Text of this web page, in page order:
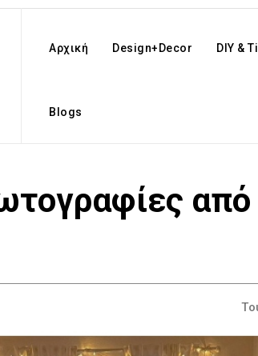
Αρχική Design+Decor DIY &
Blogs
από